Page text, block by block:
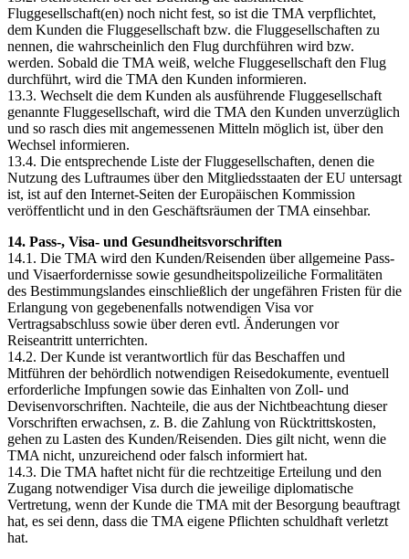
Fluggesellschaft(en) noch nicht fest, so ist die TMA verpflichtet,
dem Kunden die Fluggesellschaft bzw. die Fluggesellschaften zu
nennen, die wahrscheinlich den Flug durchführen wird bzw.
werden. Sobald die TMA weiß, welche Fluggesellschaft den Flug
durchführt, wird die TMA den Kunden informieren.
13.3. Wechselt die dem Kunden als ausführende Fluggesellschaft
genannte Fluggesellschaft, wird die TMA den Kunden unverzüglich
und so rasch dies mit angemessenen Mitteln möglich ist, über den
Wechsel informieren.
13.4. Die entsprechende Liste der Fluggesellschaften, denen die
Nutzung des Luftraumes über den Mitgliedsstaaten der EU untersagt
ist, ist auf den Internet-Seiten der Europäischen Kommission
veröffentlicht und in den Geschäftsräumen der TMA einsehbar.
14. Pass-, Visa- und Gesundheitsvorschriften
14.1. Die TMA wird den Kunden/Reisenden über allgemeine Pass-
und Visaerfordernisse sowie gesundheitspolizeiliche Formalitäten
des Bestimmungslandes einschließlich der ungefähren Fristen für die
Erlangung von gegebenenfalls notwendigen Visa vor
Vertragsabschluss sowie über deren evtl. Änderungen vor
Reiseantritt unterrichten.
14.2. Der Kunde ist verantwortlich für das Beschaffen und
Mitführen der behördlich notwendigen Reisedokumente, eventuell
erforderliche Impfungen sowie das Einhalten von Zoll- und
Devisenvorschriften. Nachteile, die aus der Nichtbeachtung dieser
Vorschriften erwachsen, z. B. die Zahlung von Rücktrittskosten,
gehen zu Lasten des Kunden/Reisenden. Dies gilt nicht, wenn die
TMA nicht, unzureichend oder falsch informiert hat.
14.3. Die TMA haftet nicht für die rechtzeitige Erteilung und den
Zugang notwendiger Visa durch die jeweilige diplomatische
Vertretung, wenn der Kunde die TMA mit der Besorgung beauftragt
hat, es sei denn, dass die TMA eigene Pflichten schuldhaft verletzt
hat.